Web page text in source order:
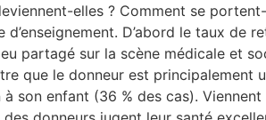
elles ? Comment se
D’abord le taux de
partagé sur la scène médicale et
que le donneur est principalement
son enfant (36 % des cas).